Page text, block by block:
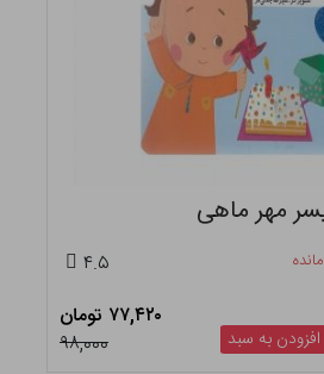
مهر ماهی
۴.۵
۷۷,۴۲۰ تومان
۹۸,۰۰۰
افزودن به سبد